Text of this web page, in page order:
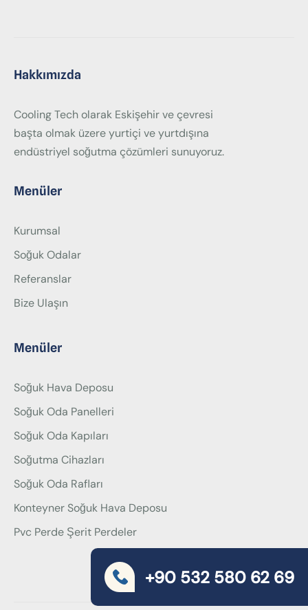
Hakkımızda
Cooling Tech olarak Eskişehir ve çevresi
başta olmak üzere yurtiçi ve yurtdışına
endüstriyel soğutma çözümleri sunuyoruz.
Menüler
Kurumsal
Soğuk Odalar
Referanslar
Bize Ulaşın
Menüler
Soğuk Hava Deposu
Soğuk Oda Panelleri
Soğuk Oda Kapıları
Soğutma Cihazları
Soğuk Oda Rafları
Konteyner Soğuk Hava Deposu
Pvc Perde Şerit Perdeler
+90 532 580 62 69